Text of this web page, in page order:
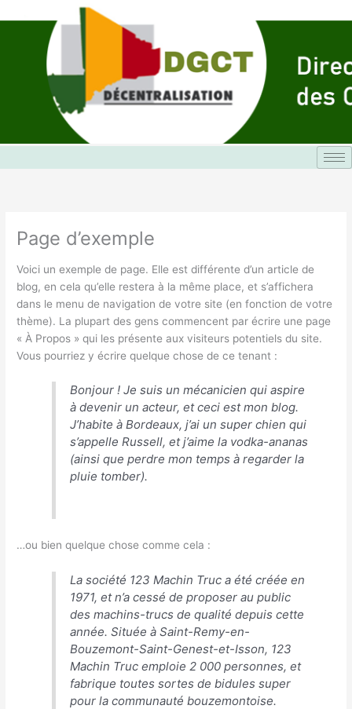
au
Page d’exemple
Voici un exemple de page. Elle est différente d’un article de
blog, en cela qu’elle restera à la même place, et s’affichera
dans le menu de navigation de votre site (en fonction de votre
thème). La plupart des gens commencent par écrire une page
« À Propos » qui les présente aux visiteurs potentiels du site.
Vous pourriez y écrire quelque chose de ce tenant :
Bonjour ! Je suis un mécanicien qui aspire
à devenir un acteur, et ceci est mon blog.
J’habite à Bordeaux, j’ai un super chien qui
s’appelle Russell, et j’aime la vodka-ananas
(ainsi que perdre mon temps à regarder la
pluie tomber).
…ou bien quelque chose comme cela :
La société 123 Machin Truc a été créée en
1971, et n’a cessé de proposer au public
des machins-trucs de qualité depuis cette
année. Située à Saint-Remy-en-
Bouzemont-Saint-Genest-et-Isson, 123
Machin Truc emploie 2 000 personnes, et
fabrique toutes sortes de bidules super
pour la communauté bouzemontoise.